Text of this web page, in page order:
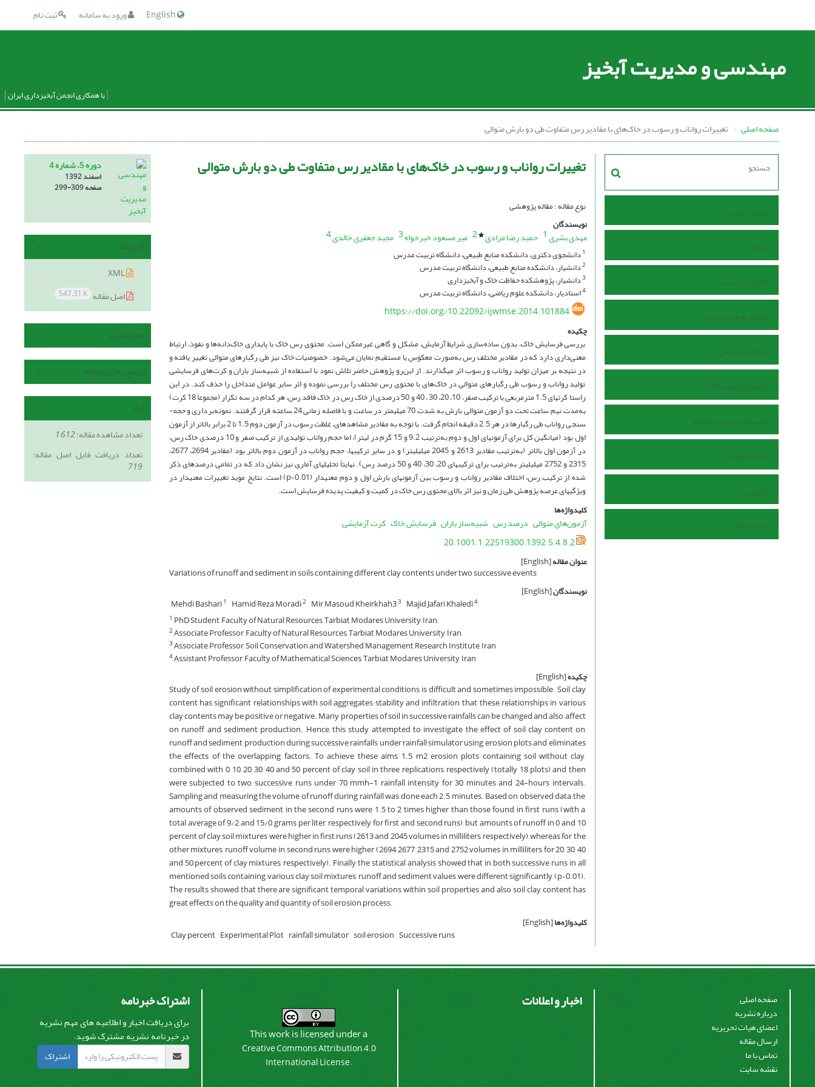
ثبت نام ورود به سامانه
مهندسی و مدیریت آبخیز
با همکاری انجمن آبخیزداری ایران
صفحه اصلی تغییرات رواناب و رسوب در خاک‌های با مقادیر رس متفاوت طی دو بارش متوالی
صفحه اصلی
مرور
اطلاعات نشریه
اعضای هیات تحریریه
همکاران اجرایی
راهنمای نویسندگان
هزینه های بررسی مقاله
ارسال مقاله
داوران
تماس با ما
تغییرات رواناب و رسوب در خاک‌های با مقادیر رس متفاوت طی دو بارش متوالی
نوع مقاله : مقاله پژوهشی
نویسندگان
مهدی بشری1 حمید رضا مرادی 2 میر مسعود خیرخواه3 مجید جعفری خالدی4
1دانشجوی دکتری، دانشکده منابع طبیعی، دانشگاه تربیت مدرس
2دانشیار، دانشکده منابع طبیعی، دانشگاه تربیت مدرس
3دانشیار، پژوهشکده حفاظت خاک و آبخیزداری
4استادیار، دانشکده علوم ریاضی، دانشگاه تربیت مدرس
https://doi.org/10.22092/ijwmse.2014.101884
چکیده
بررسی فرسایش خاک، بدون ساده­‌سازی شرایط آزمایش، مشکل و گاهی غیرممکن است. محتوی رس خاک با پایداری خاک‌دانه­‌ها و نفوذ، ارتباط
معنی­‌داری دارد که در مقادیر مختلف رس به‌صورت معکوس یا مستقیم نمایان می‌شود. خصوصیات خاک­ نیز طی رگبارهای متوالی تغییر یافته و
در نتیجه بر میزان تولید رواناب و رسوب اثر می­گذارند. از این‌رو پژوهش حاضر تلاش نمود با استفاده از شبیه­‌ساز باران و کرت­‌های فرسایشی
تولید رواناب و رسوب طی رگبارهای متوالی در خاک­‌های با محتوی رس مختلف را بررسی نموده و اثر سایر عوامل متداخل را حذف کند. در این
راستا کرت­های 1.5 مترمربعی با ترکیب صفر، 10، 20، 30 ، 40 و 50 درصدی از خاک رس در خاک فاقد رس، هر کدام در سه تکرار (مجموعاً 18 کرت)
به‌مدت نیم ساعت تحت دو آزمون متوالی بارش به شدت 70 میلی­متر در ساعت و با فاصله زمانی 24 ساعته قرار گرفتند. نمونه­‌برداری و حجم­
سنجی رواناب طی رگبارها در هر 2.5 دقیقه انجام گرفت. با توجه به مقادیر مشاهده­ای­، غلظت رسوب در آزمون دوم 1.5 تا 2 برابر بالاتر از آزمون
اول بود (میانگین کل برای آزمون­های اول و دوم به‌ترتیب 9.2 و 15 گرم در لیتر)، اما حجم رواناب تولیدی از ترکیب صفر و 10 درصدی خاک رس،
در آزمون اول بالاتر (به‌ترتیب مقادیر 2613 و 2045 میلی­لیتر) و در سایر ترکیب­ها، حجم رواناب در آزمون دوم بالاتر بود (مقادیر 2694، 2677،
2315 و 2752 میلی­لیتر به‌ترتیب برای ترکیب­های 20، 30، 40 و 50 درصد رس). نهایتاً تحلیل­های آماری نیز نشان داد که در تمامی درصدهای ذکر
شده از ترکیب رس، اختلاف مقادیر رواناب و رسوب بین آزمون­های بارش اول و دوم معنی­دار (0.01>p) است. نتایج موید تغییرات معنی­دار در
ویژگی­های عرصه پژوهش طی زمان و نیز اثر بالای محتوی رس خاک در کمیت و کیفیت پدیده فرسایش است.
کلیدواژه‌ها
آزمون‌های متوالی درصد رس شبیه‌ساز باران فرسایش خاک کرت آزمایشی
20.1001.1.22519300.1392.5.4.8.2
عنوان مقاله[English]
Variations of runoff and sediment in soils containing different clay contents under two successive events
نویسندگان[English]
Mehdi Bashari1 Hamid Reza Moradi2 Mir Masoud Kheirkhah33 Majid Jafari Khaledi4
1 PhD Student, Faculty of Natural Resources, Tarbiat Modares University, Iran,
2Associate Professor, Faculty of Natural Resources, Tarbiat Modares University, Iran,
3Associate Professor, Soil Conservation and Watershed Management Research Institute, Iran
4Assistant Professor, Faculty of Mathematical Sciences, Tarbiat Modares University, Iran
چکیده[English]
Study of soil erosion without simplification of experimental conditions is difficult and sometimes impossible. Soil clay
content has significant relationships with soil aggregates stability and infiltration, that these relationships in various
clay contents may be positive or negative. Many properties of soil in successive rainfalls can be changed and also affect
on runoff and sediment production. Hence, this study attempted to investigate the effect of soil clay content on
runoff and sediment production during successive rainfalls under rainfall simulator using erosion plots and eliminates
the effects of the overlapping factors. To achieve these aims, 1.5 m2 erosion plots containing soil without clay,
combined with 0, 10, 20, 30, 40 and 50 percent of clay soil in three replications, respectively (totally 18 plots) and then
were subjected to two successive runs under 70 mmh-1 rainfall intensity for 30 minutes and 24-hours intervals.
Sampling and measuring the volume of runoff during rainfall was done each 2.5 minutes. Based on observed data, the
amounts of observed sediment in the second runs were 1.5 to 2 times higher than those found in first runs (with a
total average of 9/2 and 15/0 grams per liter, respectively for first and second runs), but amounts of runoff in 0 and 10
percent of clay soil mixtures were higher in first runs (2613 and 2045 volumes in milliliters, respectively), whereas for the
other mixtures, runoff volume in second runs were higher (2694, 2677, 2315 and 2752 volumes in milliliters for 20, 30, 40
and 50 percent of clay mixtures, respectively). Finally, the statistical analysis showed that in both successive runs in all
mentioned soils containing various clay soil mixtures, runoff and sediment values were different significantly (p<0.01).
The results showed that there are significant temporal variations within soil properties and also soil clay content has
great effects on the quality and quantity of soil erosion process.
کلیدواژه‌ها[English]
Clay percent Experimental Plot rainfall simulator soil erosion Successive runs
دوره 5، شماره 4
اسفند 1392
صفحه299-309
فایل ها
XML
اصل مقاله 547.31 K
هم رسانی
ارجاع به این مقاله
آمار
تعداد مشاهده مقاله:1,612
تعداد دریافت فایل اصل مقاله:
719
صفحه اصلی
درباره نشریه
اعضای هیات تحریریه
ارسال مقاله
تماس با ما
نقشه سایت
اخبار و اعلانات
This work is licensed under a
Creative Commons Attribution 4.0
International License.
اشتراک خبرنامه
برای دریافت اخبار و اطلاعیه های مهم نشریه
در خبرنامه نشریه مشترک شوید.
اشتراک